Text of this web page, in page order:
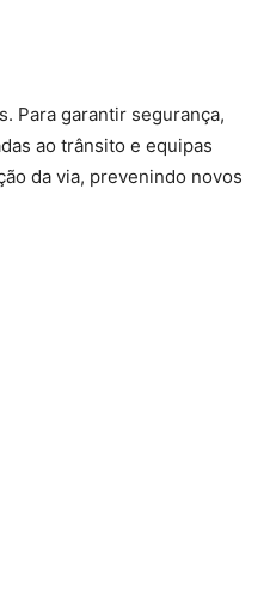
Para garantir segurança,
ao trânsito e equipas
da via, prevenindo novos